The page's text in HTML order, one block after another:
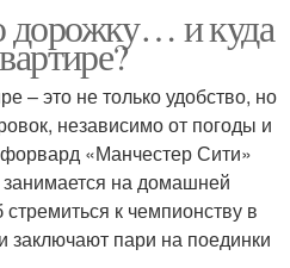
дорожку… и куда
– это не только удобство, но
независимо от погоды и
«Манчестер Сити»
на домашней
к чемпионству в
пари на поединки